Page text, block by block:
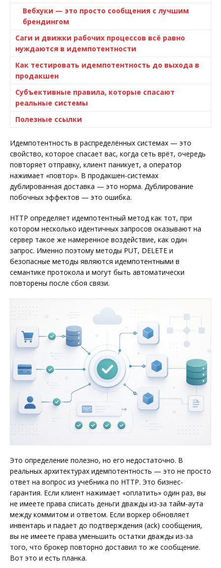
Вебхуки — это просто сообщения с лучшим
брендингом
Саги и движки рабочих процессов всё равно
нуждаются в идемпотентности
Как тестировать идемпотентность до выхода в
продакшен
Субъективные правила, которые спасают
реальные системы
Полезные ссылки
Идемпотентность в распределённых системах — это
свойство, которое спасает вас, когда сеть врёт, очередь
повторяет отправку, клиент паникует, а оператор
нажимает «повтор». В продакшен-системах
дублированная доставка — это норма. Дублирование
побочных эффектов — это ошибка.
HTTP определяет идемпотентный метод как тот, при
котором несколько идентичных запросов оказывают на
сервер такое же намеренное воздействие, как один
запрос. Именно поэтому методы PUT, DELETE и
безопасные методы являются идемпотентными в
семантике протокола и могут быть автоматически
повторены после сбоя связи.
Это определение полезно, но его недостаточно. В
реальных архитектурах идемпотентность — это не просто
ответ на вопрос из учебника по HTTP. Это бизнес-
гарантия. Если клиент нажимает «оплатить» один раз, вы
не имеете права списать деньги дважды из-за тайм-аута
между коммитом и ответом. Если воркер обновляет
инвентарь и падает до подтверждения (ack) сообщения,
вы не имеете права уменьшить остатки дважды из-за
того, что брокер повторно доставил то же сообщение.
Вот это и есть планка.